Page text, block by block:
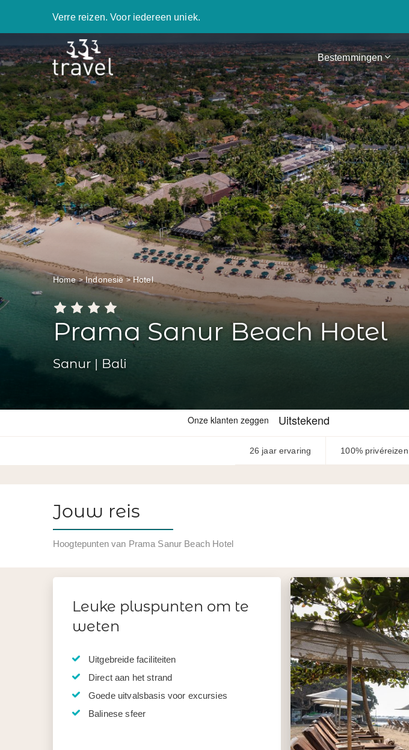
Verre reizen. Voor iedereen uniek.
Bestemmingen
Home Indonesië Hotel
Prama Sanur Beach Hotel
Sanur | Bali
26 jaar ervaring 100% privéreizen
Jouw reis
Hoogtepunten van Prama Sanur Beach Hotel
Leuke pluspunten om te
weten
Uitgebreide faciliteiten
Direct aan het strand
Goede uitvalsbasis voor excursies
Balinese sfeer